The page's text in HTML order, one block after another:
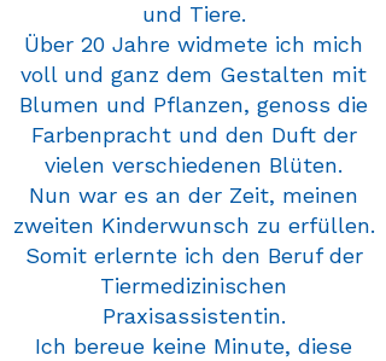
und Tiere.
Über 20 Jahre widmete ich mich
voll und ganz dem Gestalten mit
Blumen und Pflanzen, genoss die
Farbenpracht und den Duft der
vielen verschiedenen Blüten.
Nun war es an der Zeit, meinen
zweiten Kinderwunsch zu erfüllen.
Somit erlernte ich den Beruf der
Tiermedizinischen
Praxisassistentin.
Ich bereue keine Minute, diese